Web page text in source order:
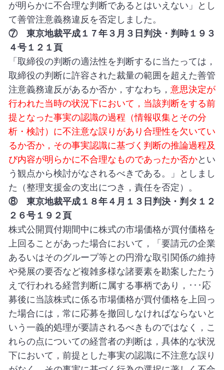
が明らかに不合理な判断であるとはいえない」とし
て善管注意義務違反を否定しました。
⑦ 東京地裁平成１７年３月３日判決・判時１９３
４号１２１頁
「取締役の判断の適法性を判断するに当たっては，
取締役の判断に許容された裁量の範囲を超えた善管
注意義務違反があるか否か，すなわち， 意思決定が
行われた当時の状況下において，当該判断をする前
提となった事実の認識の過程（情報収集とその分
析・検討）に不注意な誤りがあり合理性を欠いてい
るか否か，その事実認識に基づく判断の推論過程及
び内容が明らかに不合理なものであったか否かとい
う観点から検討がなされるべきである。」としまし
た（整理支援金の支出につき，責任を否定）。
⑧ 東京地裁平成１８年４月１３日判決・判タ１２
２６号１９２頁
株式公開買付期間中に株式の市場価格が買付価格を
上回ることがあった場合において，「要請元の企業
あるいはそのグループ等との円滑な取引関係の維持
や発展の要否など複雑多様な諸要素を勘案したたう
えで行われる経営判断に属する事柄であり，･･･応
募後に当該株式に係る市場価格が買付価格を上回っ
た場合には，常に応募を撤回しなければならないと
いう一義的処理が要請されるべきものではなく，こ
れらの点についての経営者の判断は，具体的な状況
下において，前提とした事実の認識に不注意な誤り